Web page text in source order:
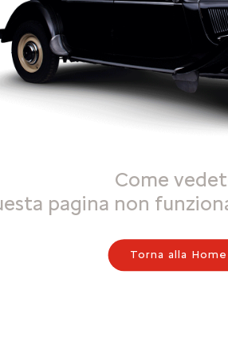
Come
pagina non
Torna alla Home